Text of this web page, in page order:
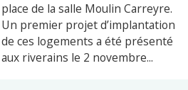
place de la salle Moulin Carreyre.
Un premier projet d’implantation
de ces logements a été présenté
aux riverains le 2 novembre...